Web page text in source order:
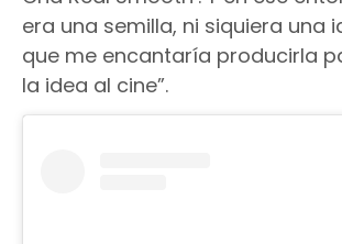
era una semilla, ni siquiera una
que me encantaría producirla
la idea al cine”.